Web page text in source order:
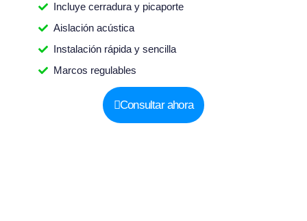
Incluye cerradura y picaporte
Aislación acústica
Instalación rápida y sencilla
Marcos regulables
Consultar ahora